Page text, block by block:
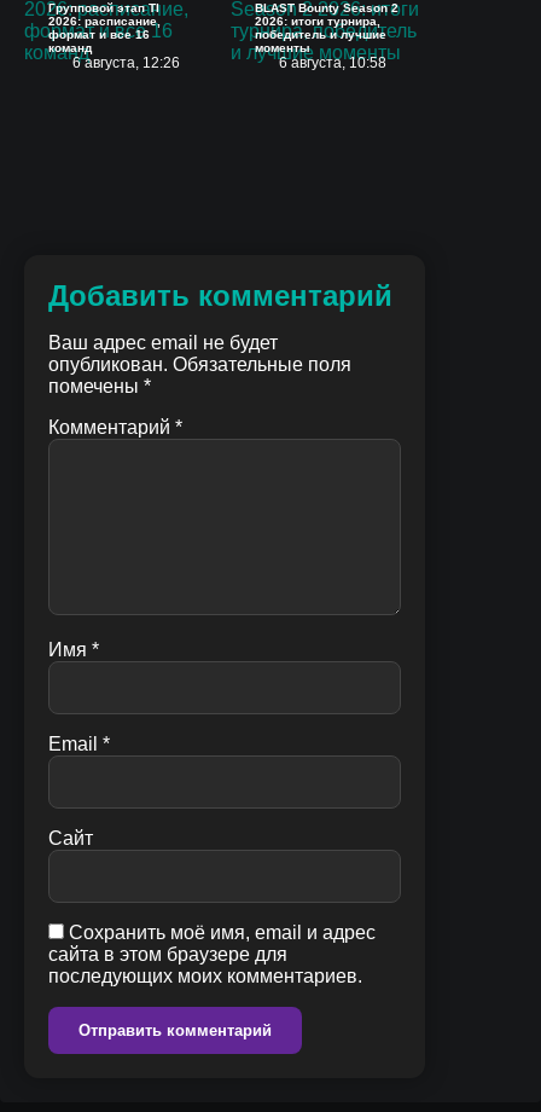
Групповой этап TI
2026: расписание,
формат и все 16
команд
6 августа, 12:26
BLAST Bounty Season 2
2026: итоги турнира,
победитель и лучшие
моменты
6 августа, 10:58
Добавить комментарий
Ваш адрес email не будет
опубликован. Обязательные поля
помечены *
Комментарий *
Имя *
Email *
Сайт
Сохранить моё имя, email и адрес
сайта в этом браузере для
последующих моих комментариев.